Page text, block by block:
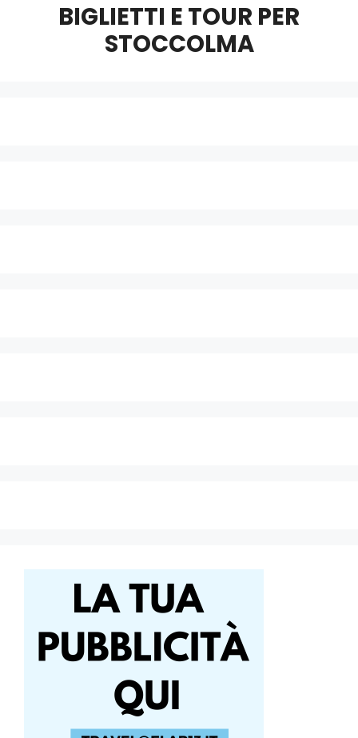
BIGLIETTI E TOUR PER
STOCCOLMA